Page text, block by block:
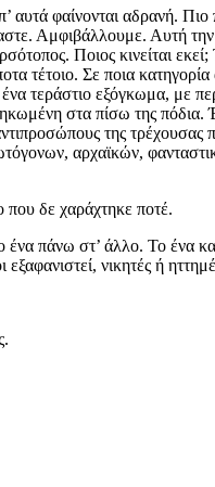
φαίνονται αδρανή. Πιο
Αμφιβάλλουμε. Αυτή την
Ποιος κινείται
τέτοιο. Σε ποια κατηγορία
τεράστιο εξόγκωμα, με
στα πίσω της
της τρέχουσας
αρχαϊκών,
που δε χαράχτηκε ποτέ.
πάνω στ’ άλλο. Το ένα
νικητές ή